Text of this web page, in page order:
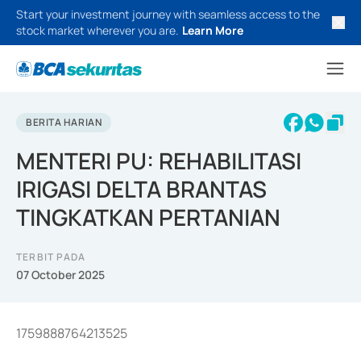
Start your investment journey with seamless access to the
stock market wherever you are. Learn More
BERITA HARIAN
MENTERI PU: REHABILITASI
IRIGASI DELTA BRANTAS
TINGKATKAN PERTANIAN
TERBIT PADA
07 October 2025
1759888764213525